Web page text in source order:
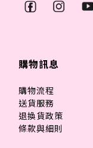
購物訊息
購物流程
送貨服務
退換貨政策
條款與細則